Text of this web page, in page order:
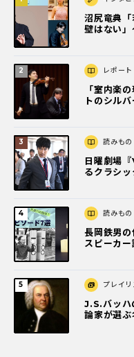
沼尻竜典
壁はない
レポート
「室内楽
トのシル
読みもの
日曜劇場
るクラシッ
読みもの
長岡鉄男の
スピーカ
プレイリ
J.S.バッハ
論家が選